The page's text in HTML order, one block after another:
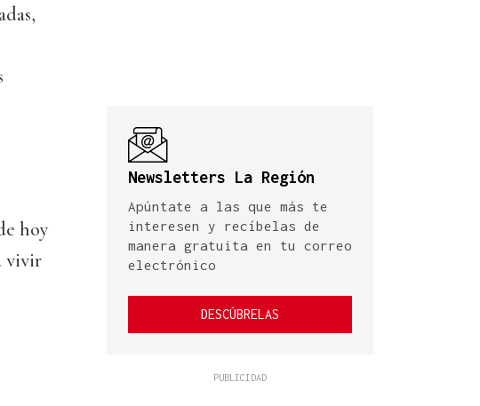
hoy
vivir
Newsletters La Región
Apúntate a las que más te
interesen y recíbelas de
manera gratuita en tu correo
electrónico
DESCÚBRELAS